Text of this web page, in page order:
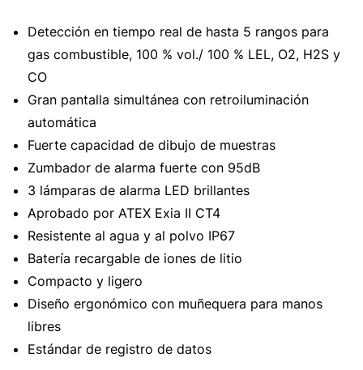
Detección en tiempo real de hasta 5 rangos para
gas combustible, 100 % vol./ 100 % LEL, O2, H2S y
CO
Gran pantalla simultánea con retroiluminación
automática
Fuerte capacidad de dibujo de muestras
Zumbador de alarma fuerte con 95dB
3 lámparas de alarma LED brillantes
Aprobado por ATEX Exia II CT4
Resistente al agua y al polvo IP67
Batería recargable de iones de litio
Compacto y ligero
Diseño ergonómico con muñequera para manos
libres
Estándar de registro de datos